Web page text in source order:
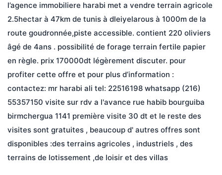
l’agence immobiliere harabi met a vendre terrain agricole
2.5hectar à 47km de tunis à dleiyelarous à 1000m de la
route goudronnée,piste accessible. contient 220 oliviers
âgé de 4ans . possibilité de forage terrain fertile papier
en règle. prix 170000dt légèrement discuter. pour
profiter cette offre et pour plus d’information :
contactez: mr harabi ali tel: 22516198 whatsapp (216)
55357150 visite sur rdv a l'avance rue habib bourguiba
birmchergua 1141 première visite 30 dt et le reste des
visites sont gratuites , beaucoup d' autres offres sont
disponibles :des terrains agricoles , industriels , des
terrains de lotissement ,de loisir et des villas